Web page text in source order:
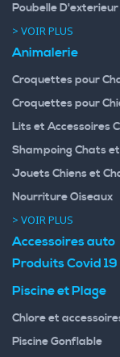
Poubelle D'exterieur
> VOIR PLUS
Animalerie
Croquettes pour
Croquettes pour
Lits et Accessoires
Shampoing Chats
Jouets Chiens et
Nourriture Oiseaux
> VOIR PLUS
Accessoires auto
Produits Covid 19
Piscine et Plage
Chlore et
Piscine Gonflable